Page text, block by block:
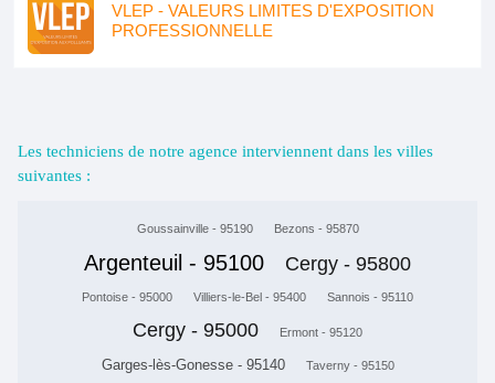
VLEP - VALEURS LIMITES D'EXPOSITION
PROFESSIONNELLE
Les techniciens de notre agence interviennent dans les villes
suivantes :
Goussainville - 95190 Bezons - 95870
Argenteuil - 95100 Cergy - 95800
Pontoise - 95000 Villiers-le-Bel - 95400 Sannois - 95110
Cergy - 95000 Ermont - 95120
Garges-lès-Gonesse - 95140 Taverny - 95150